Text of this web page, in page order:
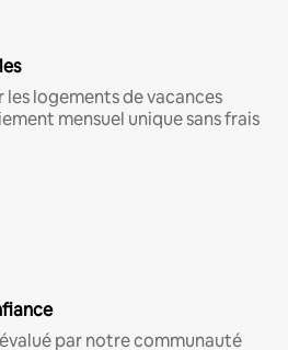
les logements de vacances
mensuel unique sans frais
par notre communauté